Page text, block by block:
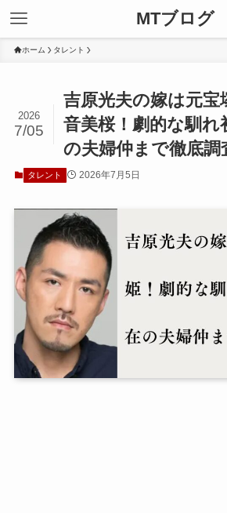
MTブログ
ホーム タレント
吉原光夫の嫁は元宝
音美桜！劇的な馴れ
の夫婦仲まで徹底調
2026
7/05
タレント 2026年7月5日